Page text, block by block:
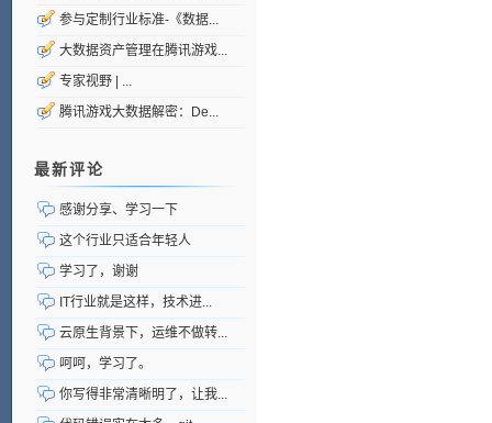
参与定制行业标准-《数据...
大数据资产管理在腾讯游戏...
专家视野 | ...
腾讯游戏大数据解密：De...
最新评论
感谢分享、学习一下
这个行业只适合年轻人
学习了，谢谢
IT行业就是这样，技术进...
云原生背景下，运维不做转...
呵呵，学习了。
你写得非常清晰明了，让我...